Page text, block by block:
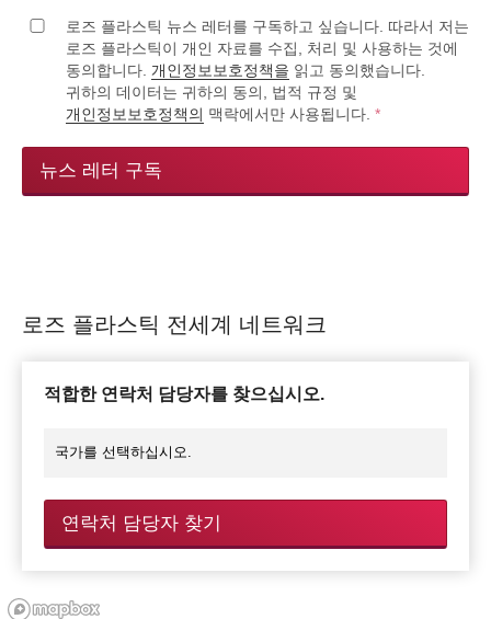
로즈 플라스틱 뉴스 레터를 구독하고 싶습니다. 따라서 저는
로즈 플라스틱이 개인 자료를 수집, 처리 및 사용하는 것에
동의합니다. 개인정보보호정책을 읽고 동의했습니다.
귀하의 데이터는 귀하의 동의, 법적 규정 및
개인정보보호정책의 맥락에서만 사용됩니다. *
뉴스 레터 구독
로즈 플라스틱 전세계 네트워크
적합한 연락처 담당자를 찾으십시오.
연락처 담당자 찾기